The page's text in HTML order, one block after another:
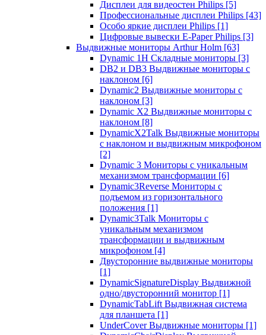
Дисплеи для видеостен Philips [5]
Профессиональные дисплеи Philips [43]
Особо яркие дисплеи Philips [1]
Цифровые вывески E-Paper Philips [3]
Выдвижные мониторы Arthur Holm [63]
Dynamic 1Н Складные мониторы [3]
DB2 и DB3 Выдвижные мониторы с
наклоном [6]
Dynamic2 Выдвижные мониторы с
наклоном [3]
Dynamic X2 Выдвижные мониторы с
наклоном [8]
DynamicX2Talk Выдвижные мониторы
с наклоном и выдвижным микрофоном
[2]
Dynamic 3 Мониторы с уникальным
механизмом трансформации [6]
Dynamic3Reverse Мониторы с
подъемом из горизонтального
положения [1]
Dynamic3Talk Мониторы с
уникальным механизмом
трансформации и выдвижным
микрофоном [4]
Двусторонние выдвижные мониторы
[1]
DynamicSignatureDisplay Выдвижной
одно/двусторонний монитор [1]
DynamicTabLift Выдвижная система
для планшета [1]
UnderCover Выдвижные мониторы [1]